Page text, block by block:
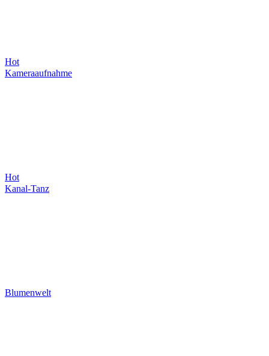
Hot
Kameraaufnahme
Hot
Kanal-Tanz
Blumenwelt